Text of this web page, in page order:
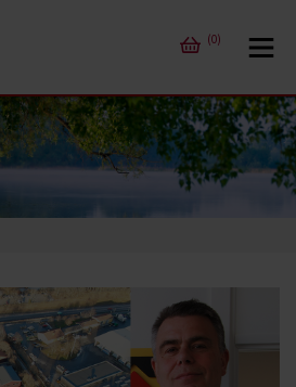
(0)